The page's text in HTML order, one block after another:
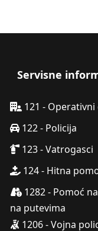
Servisne
121 - Operativni
122 - Policija
123 - Vatrogasci
124 - Hitna
1282 - Pomoć
na putevima
1206 - Vojna